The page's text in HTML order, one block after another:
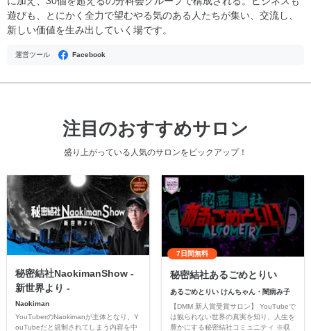
遊びも、とにかく全力で望むやる気のある人たちが集い、交流し、
新しい価値を生み出していく場です。
運営ツール Facebook
注目のおすすめサロン
盛り上がっている人気のサロンをピックアップ！
秘密結社NaokimanShow -
新世界より -
Naokiman
YouTuberのNaokimanが主体となり、Y
ouTubeだと規制されてしまう内容を中
7日間無料
秘密結社あるごめとりい
あるごめとりい けんちゃん・闇病み子
【DMM 新人賞受賞サロン】 YouTubeで
は観られない世界の真実を知り、人生を
豊かにする秘密結社コミュニティ ※収